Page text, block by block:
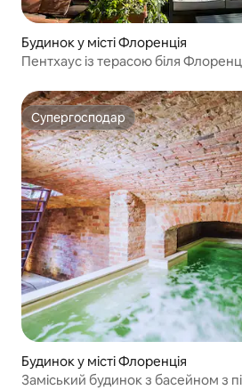
Будинок у місті Флоренція
Пентхаус із терасою біля
Супергосподар
Супергосподар
Будинок у місті Флоренція
Заміський будинок з басейном з